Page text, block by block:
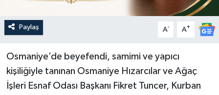
Paylaş A- A+
Osmaniye’de beyefendi, samimi ve yapıcı
kişiliğiyle tanınan Osmaniye Hızarcılar ve Ağaç
İşleri Esnaf Odası Başkanı Fikret Tuncer, Kurban